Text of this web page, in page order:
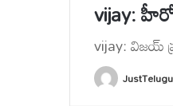
vijay:
vijay: విజయ్
JustTelugu